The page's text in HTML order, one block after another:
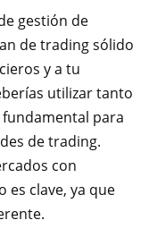
gestión de
de trading sólido
y a tu
utilizar tanto
para
de trading.
con
es clave, ya que